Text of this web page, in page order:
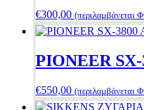
€300,00 (περιλαμβάνεται
PIONEER
€550,00 (περιλαμβάνεται